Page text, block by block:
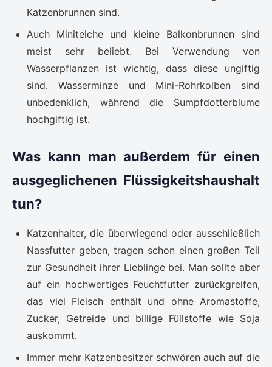
Katzenbrunnen sind.
Auch Miniteiche und kleine Balkonbrunnen sind
meist sehr beliebt. Bei Verwendung von
Wasserpflanzen ist wichtig, dass diese ungiftig
sind. Wasserminze und Mini-Rohrkolben sind
unbedenklich, während die Sumpfdotterblume
hochgiftig ist.
Was kann man außerdem für einen
ausgeglichenen Flüssigkeitshaushalt
tun?
Katzenhalter, die überwiegend oder ausschließlich
Nassfutter geben, tragen schon einen großen Teil
zur Gesundheit ihrer Lieblinge bei. Man sollte aber
auf ein hochwertiges Feuchtfutter zurückgreifen,
das viel Fleisch enthält und ohne Aromastoffe,
Zucker, Getreide und billige Füllstoffe wie Soja
auskommt.
Immer mehr Katzenbesitzer schwören auch auf die